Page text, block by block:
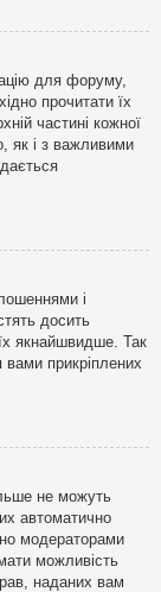
для форуму,
прочитати їх
частині кожної
як і з важливими
і
досить
якнайшвидше. Так
прикріплених
не можуть
автоматично
модераторами
можливість
наданих вам